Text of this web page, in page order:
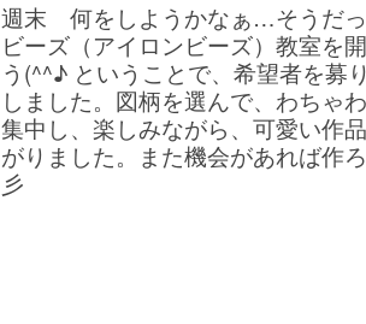
週末 何をしようかなぁ…そうだ
ビーズ（アイロンビーズ）教室を
う(^^♪ ということで、希望者を募
しました。図柄を選んで、わちゃ
集中し、楽しみながら、可愛い作
がりました。また機会があれば作
彡